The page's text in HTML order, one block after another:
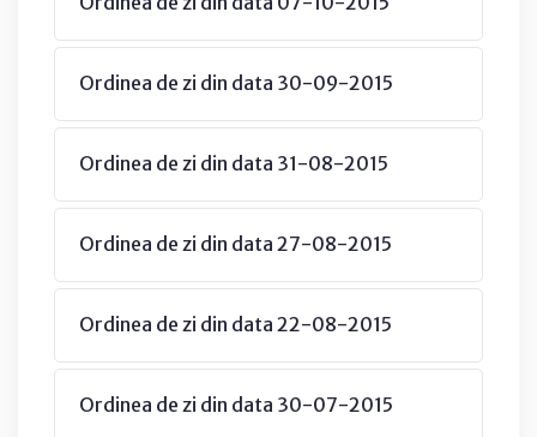
Ordinea de zi din data 30-09-2015
Ordinea de zi din data 31-08-2015
Ordinea de zi din data 27-08-2015
Ordinea de zi din data 22-08-2015
Ordinea de zi din data 30-07-2015